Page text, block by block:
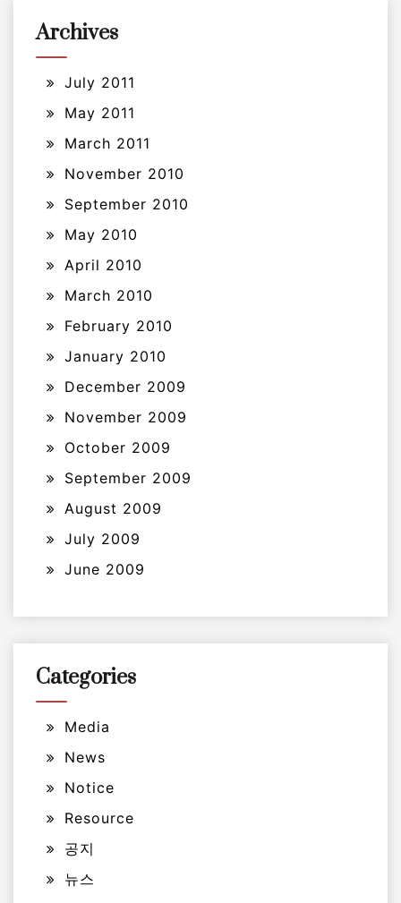
Archives
July 2011
May 2011
March 2011
November 2010
September 2010
May 2010
April 2010
March 2010
February 2010
January 2010
December 2009
November 2009
October 2009
September 2009
August 2009
July 2009
June 2009
Categories
Media
News
Notice
Resource
공지
뉴스